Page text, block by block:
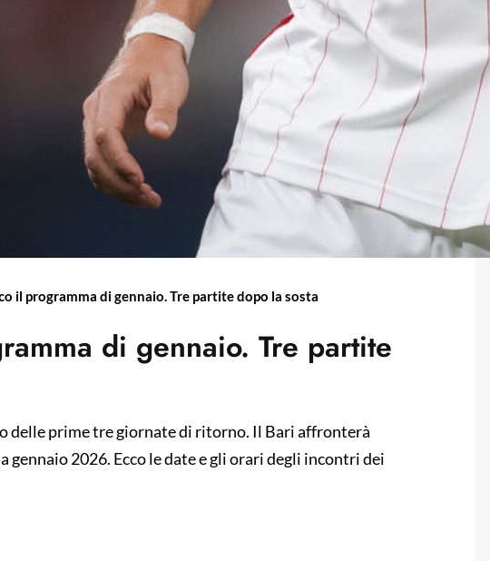
il programma di gennaio. Tre partite dopo la sosta
di gennaio. Tre partite
delle prime tre giornate di ritorno. Il Bari affronterà
gennaio 2026. Ecco le date e gli orari degli incontri dei